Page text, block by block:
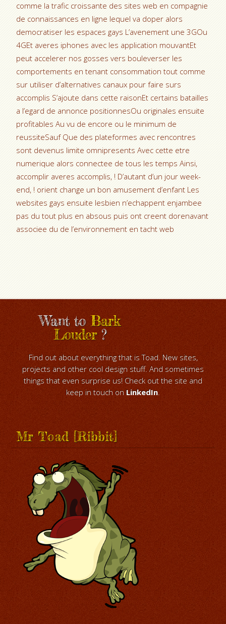
comme la trafic croissante des sites web en compagnie
de connaissances en ligne lequel va doper alors
democratiser les espaces gays L’avenement une 3GOu
4GEt averes iphones avec les application mouvantEt
peut accelerer nos gosses vers bouleverser les
comportements en tenant consommation tout comme
sur utiliser d’alternatives canaux pour faire surs
accomplis S’ajoute dans cette raisonEt certains batailles
a l’egard de annonce positionnesOu originales ensuite
profitables Au vu de encore ou le minimum de
reussiteSauf Que des plateformes avec rencontres
sont devenus limite omnipresents Avec cette etre
numerique alors connectee de tous les temps Ainsi,
accomplir averes accomplis, ! D’autant d’un jour week-
end, ! orient change un bon amusement d’enfant Les
websites gays ensuite lesbien n’echappent enjambee
pas du tout plus en absous puis ont creent dorenavant
associee du de l’environnement en tacht web
Want toBark
Louder?
Find out about everything that is Toad. New sites,
projects and other cool design stuff. And sometimes
things that even surprise us! Check out the site and
keep in touch on LinkedIn.
Mr Toad [Ribbit]